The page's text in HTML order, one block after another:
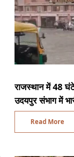
राजस्थान में 48
उदयपुर संभाग में
Read More